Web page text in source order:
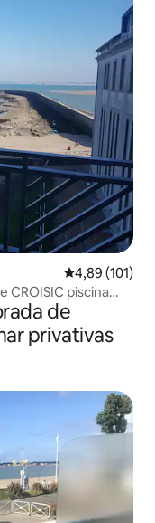
4,89 de uma
4,89 (101)
piscina
de
privativas